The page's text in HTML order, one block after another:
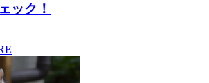
ック！